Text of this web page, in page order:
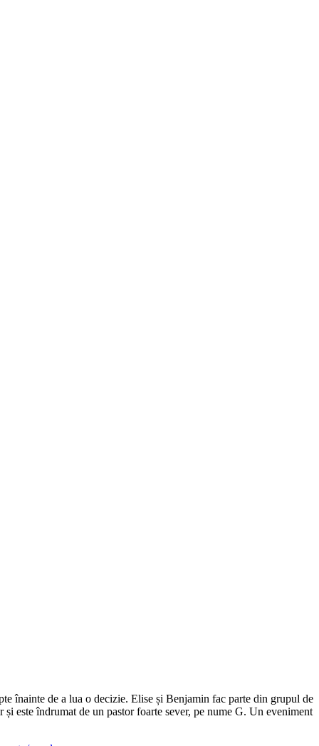
înainte de a lua o decizie. Elise și Benjamin fac parte din grupul de
este îndrumat de un pastor foarte sever, pe nume G. Un eveniment